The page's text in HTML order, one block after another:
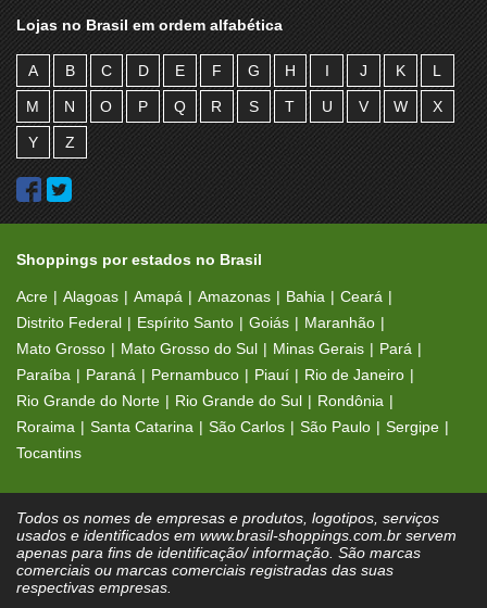
Lojas no Brasil em ordem alfabética
A B C D E F G H I J K L
M N O P Q R S T U V W X
Y Z
Shoppings por estados no Brasil
Acre Alagoas Amapá Amazonas Bahia
Ceará
Distrito Federal
Espírito Santo Goiás
Maranhão
Mato Grosso
Mato Grosso do Sul Minas Gerais
Pará
Paraíba
Paraná Pernambuco Piauí
Rio de Janeiro
Rio Grande do Norte
Rio Grande do Sul
Rondônia
Roraima
Santa Catarina São Carlos São Paulo
Sergipe
Tocantins
Todos os nomes de empresas e produtos, logotipos, serviços
usados e identificados em www.brasil-shoppings.com.br servem
apenas para fins de identificação/ informação. São marcas
comerciais ou marcas comerciais registradas das suas
respectivas empresas.